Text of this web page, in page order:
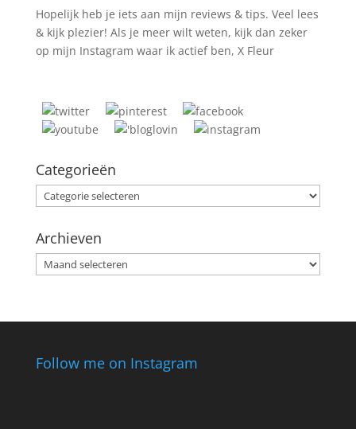
Hopelijk heb je iets aan mijn reviews & tips. Veel lees
& kijk plezier! Als je meer wilt weten, kijk dan zeker
op mijn Instagram waar ik actief ben, X Fleur
Categorieën
Categorieën
Archieven
Archieven
Follow me on Instagram